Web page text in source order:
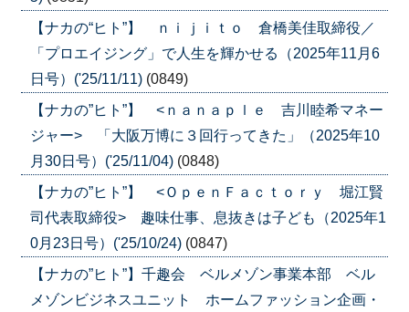
【ナカの“ヒト”】 ｎｉｊｉｔｏ 倉橋美佳取締役／
「プロエイジング」で人生を輝かせる（2025年11月6
日号）('25/11/11) (0849)
【ナカの”ヒト”】 <ｎａｎａｐｌｅ 吉川睦希マネー
ジャー> 「大阪万博に３回行ってきた」（2025年10
月30日号）('25/11/04) (0848)
【ナカの”ヒト”】 <ＯｐｅｎＦａｃｔｏｒｙ 堀江賢
司代表取締役> 趣味仕事、息抜きは子ども（2025年1
0月23日号）('25/10/24) (0847)
【ナカの”ヒト”】千趣会 ベルメゾン事業本部 ベル
メゾンビジネスユニット ホームファッション企画・